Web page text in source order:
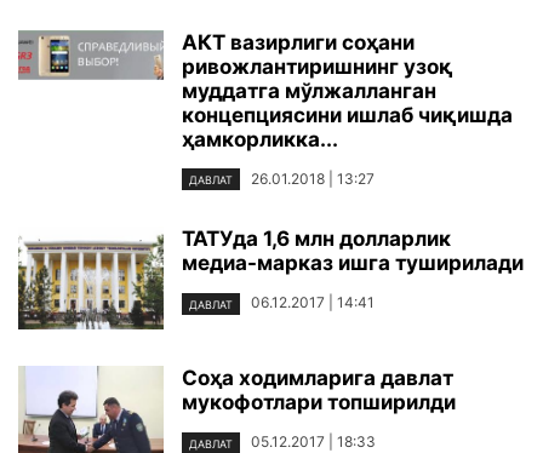
АКТ вазирлиги соҳани
ривожлантиришнинг узоқ
муддатга мўлжалланган
концепциясини ишлаб чиқишда
ҳамкорликка...
ДАВЛАТ 26.01.2018 | 13:27
ТАТУда 1,6 млн долларлик
медиа-марказ ишга туширилади
ДАВЛАТ 06.12.2017 | 14:41
Соҳа ходимларига давлат
мукофотлари топширилди
ДАВЛАТ 05.12.2017 | 18:33